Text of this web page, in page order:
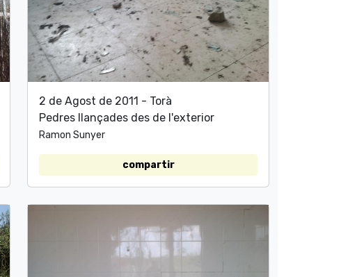
2 de Agost de 2011 - Torà
Pedres llançades des de l'exterior
Ramon Sunyer
compartir